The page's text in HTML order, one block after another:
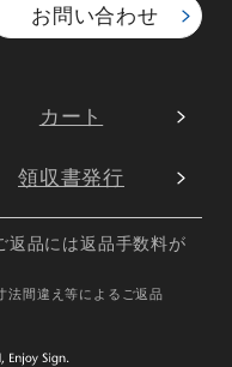
お問い合わせ
カート
領収書発行
返品には返品手数料が
間違え等によるご返品